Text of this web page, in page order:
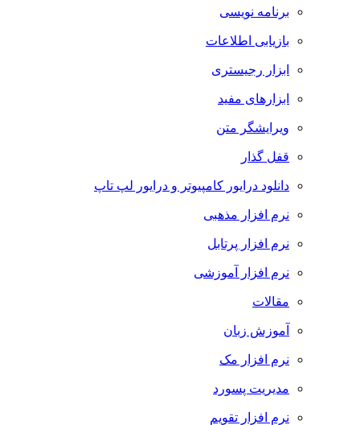
برنامه نویسی
بازیابی اطلاعات
ابزار رجیستری
ابزارهای مفید
ویرایشگر متن
قفل گذار
دانلود درایور کامپیوتر و درایور لپ تاپ
نرم افزار مذهبی
نرم افزار پرتابل
نرم افزار آموزشی
مقالات
آموزش زبان
نرم افزار مک
مدیریت پسورد
نرم افزار تقویم